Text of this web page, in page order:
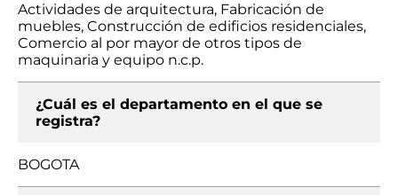
Actividades de arquitectura, Fabricación de
muebles, Construcción de edificios residenciales,
Comercio al por mayor de otros tipos de
maquinaria y equipo n.c.p.
¿Cuál es el departamento en el que se
registra?
BOGOTA